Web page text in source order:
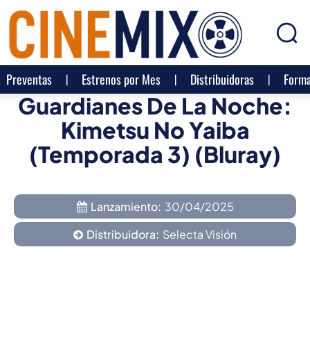
Preventas Estrenos por Mes Distribuidoras
Guardianes De La Noche:
Kimetsu No Yaiba
(Temporada 3) (Bluray)
Lanzamiento: 30/04/2025
Distribuidora: Selecta Visión